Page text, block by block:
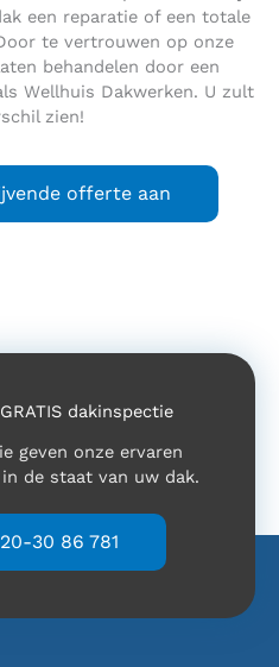
een reparatie of een totale
te vertrouwen op onze
behandelen door een
Wellhuis Dakwerken. U zult
zien!
offerte aan
dakinspectie
geven onze ervaren
de staat van uw dak.
30 86 781